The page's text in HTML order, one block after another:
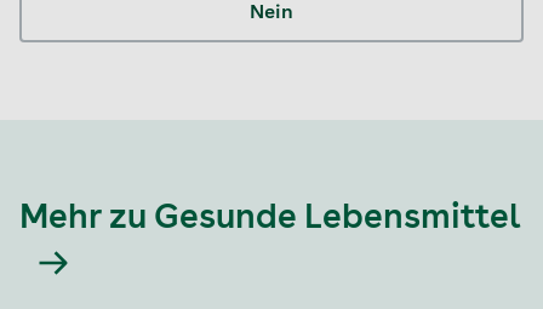
Nein
Mehr zu Gesunde Lebensmittel